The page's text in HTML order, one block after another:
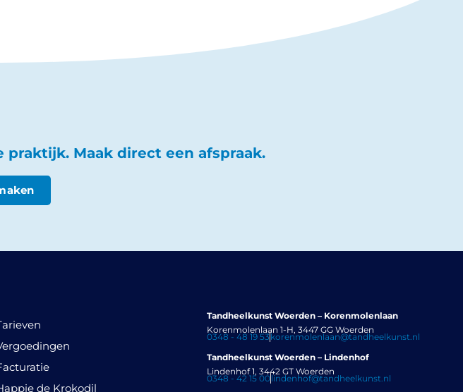
Maak direct een afspraak.
de Krokodil
Tandheelkunst Woerden – Korenmolenlaan
Korenmolenlaan 1-H, 3447 GG Woerden
0348 - 48 19 53 korenmolenlaan@tandheelkunst.nl
Tandheelkunst Woerden – Lindenhof
Lindenhof 1, 3442 GT Woerden
0348 - 42 15 00lindenhof@tandheelkunst.nl